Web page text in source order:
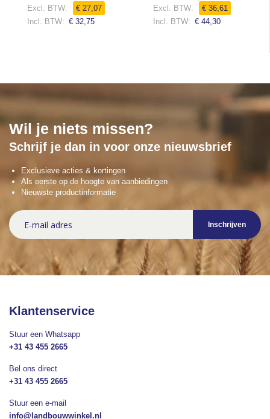
€ 27,07
€ 32,75
€ 36,61
€ 44,30
Wil je niets missen?
Schrijf je dan in voor onze nieuwsbrief
Exclusieve acties & kortingen
Als eerste op de hoogte van aanbiedingen
Nieuwste productinformatie
Abonneer
u
op
Inschrijven
Klantenservice
Stuur een Whatsapp
+31 43 455 2665
Bel ons direct
+31 43 455 2665
Stuur een e-mail
info@landbouwwinkel.nl